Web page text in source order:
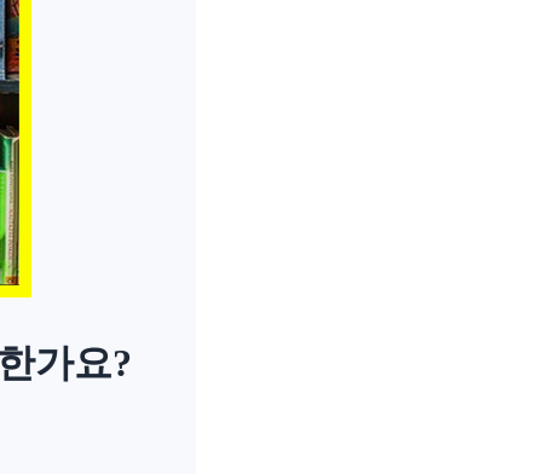
가요?